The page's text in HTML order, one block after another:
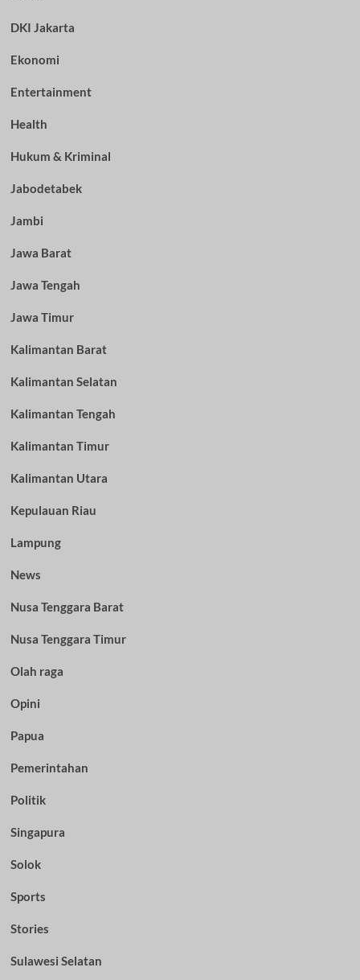
DKI Jakarta
Ekonomi
Entertainment
Health
Hukum & Kriminal
Jabodetabek
Jambi
Jawa Barat
Jawa Tengah
Jawa Timur
Kalimantan Barat
Kalimantan Selatan
Kalimantan Tengah
Kalimantan Timur
Kalimantan Utara
Kepulauan Riau
Lampung
News
Nusa Tenggara Barat
Nusa Tenggara Timur
Olah raga
Opini
Papua
Pemerintahan
Politik
Singapura
Solok
Sports
Stories
Sulawesi Selatan